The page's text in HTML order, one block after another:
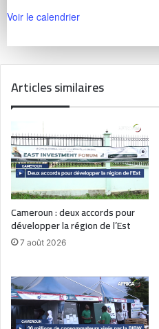
Voir le calendrier
Articles similaires
Cameroun : deux accords pour
développer la région de l’Est
7 août 2026